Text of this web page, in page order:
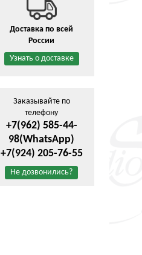
Доставка по всей
России
Узнать о доставке
Заказывайте по
телефону
+7(962) 585-44-
98(WhatsApp)
+7(924) 205-76-55
Не дозвонились?